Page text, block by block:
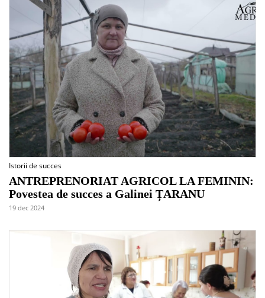
Istorii de succes
ANTREPRENORIAT AGRICOL LA FEMININ:
Povestea de succes a Galinei ȚARANU
19 dec 2024